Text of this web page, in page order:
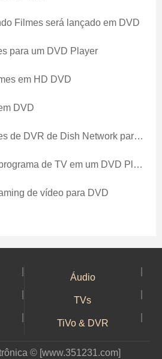
Filmes será lançado em DVD
para um DVD Player
em HD DVD
DVD
DVR de Dish Network para DVD
de TV em um DVD Player
de vídeo para DVD
Áudio
TVs
TiVo & DVR
© [www.351231.com]